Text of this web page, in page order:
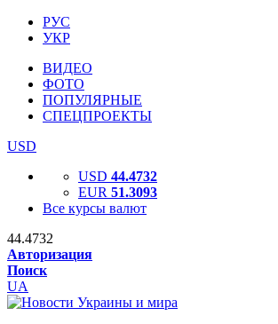
РУС
УКР
ВИДЕО
ФОТО
ПОПУЛЯРНЫЕ
СПЕЦПРОЕКТЫ
USD
USD 44.4732
EUR 51.3093
Все курсы валют
44.4732
Авторизация
Поиск
UA